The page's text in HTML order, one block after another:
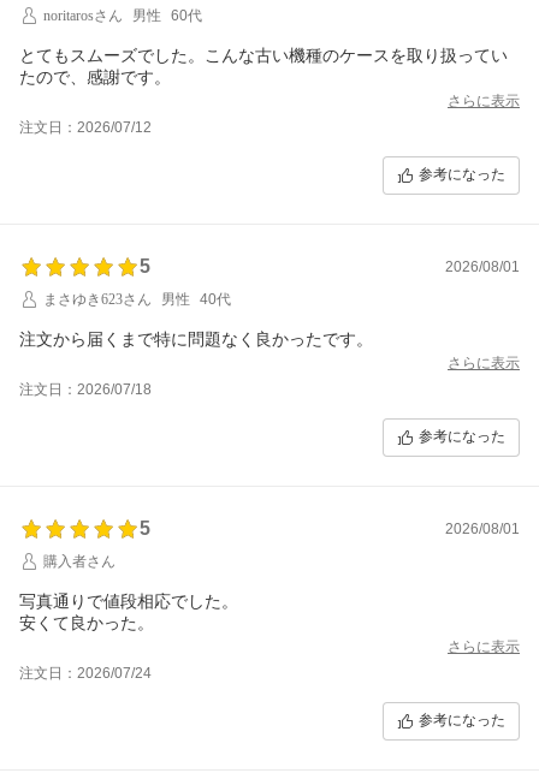
noritarosさん
男性 60代
とてもスムーズでした。こんな古い機種のケースを取り扱ってい
たので、感謝です。
さらに表示
注文日：2026/07/12
参考になった
5
2026/08/01
まさゆき623さん
男性 40代
注文から届くまで特に問題なく良かったです。
さらに表示
注文日：2026/07/18
参考になった
5
2026/08/01
購入者さん
写真通りで値段相応でした。
安くて良かった。
さらに表示
注文日：2026/07/24
参考になった